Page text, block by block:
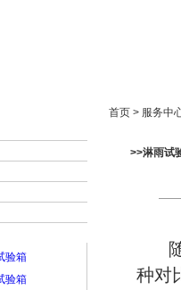
验箱
验箱
首页 > 服务中
>>淋雨试
随
种对